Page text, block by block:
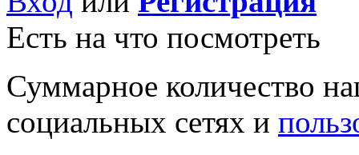
Есть на что посмотреть
Суммарное количество
социальных сетях и